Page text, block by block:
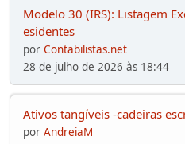
Modelo 30 (IRS): Listagem
esidentes
por Contabilistas.net
28 de julho de 2026 às 18:44
Ativos tangíveis -cadeiras
por AndreiaM